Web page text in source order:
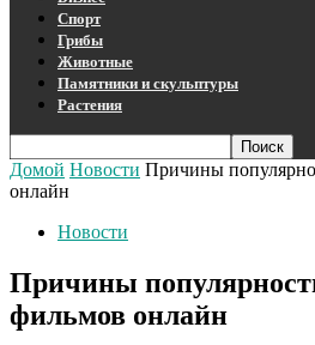
Спорт
Грибы
Животные
Памятники и скульптуры
Растения
Домой Новости Причины
онлайн
Новости
Причины
фильмов онлайн